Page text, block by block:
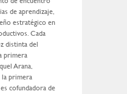
de aprendizaje,
estratégico en
Cada
distinta del
primera
Arana,
la primera
cofundadora de